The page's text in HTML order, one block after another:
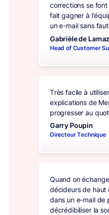
corrections se
fait gagner à
un e-mail sans
Gabrièle de
Head of Customer
Très facile à
explications de
progresser au
Garry Poupin
Directeur Technique
Quand on
décideurs de haut
dans un e-mail de
décrédibiliser la